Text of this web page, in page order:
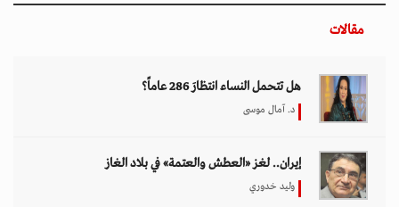
مقالات
هل تتحمل النساء انتظارَ 286 عاماً؟
د. آمال موسى
إيران.. لغز «العطش والعتمة» في بلاد الغاز
وليد خدوري